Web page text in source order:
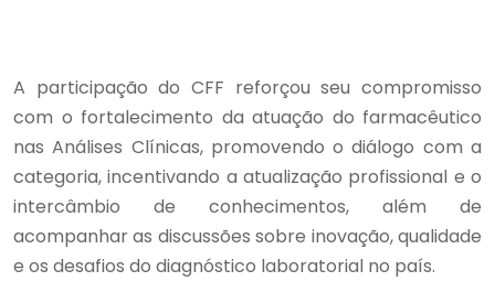
A participação do CFF reforçou seu compromisso
com o fortalecimento da atuação do farmacêutico
nas Análises Clínicas, promovendo o diálogo com a
categoria, incentivando a atualização profissional e o
intercâmbio de conhecimentos, além de
acompanhar as discussões sobre inovação, qualidade
e os desafios do diagnóstico laboratorial no país.